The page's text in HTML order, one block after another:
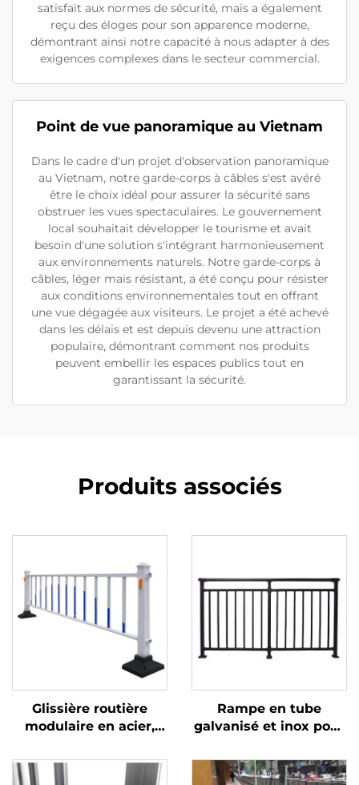
satisfait aux normes de sécurité, mais a également
reçu des éloges pour son apparence moderne,
démontrant ainsi notre capacité à nous adapter à des
exigences complexes dans le secteur commercial.
Point de vue panoramique au Vietnam
Dans le cadre d'un projet d'observation panoramique
au Vietnam, notre garde-corps à câbles s'est avéré
être le choix idéal pour assurer la sécurité sans
obstruer les vues spectaculaires. Le gouvernement
local souhaitait développer le tourisme et avait
besoin d'une solution s'intégrant harmonieusement
aux environnements naturels. Notre garde-corps à
câbles, léger mais résistant, a été conçu pour résister
aux conditions environnementales tout en offrant
une vue dégagée aux visiteurs. Le projet a été achevé
dans les délais et est depuis devenu une attraction
populaire, démontrant comment nos produits
peuvent embellir les espaces publics tout en
garantissant la sécurité.
Produits associés
Glissière routière
modulaire en acier,
écrans anti-
éblouissement avec
Rampe en tube
galvanisé et inox pour
et main courante
d'escalier, aspect